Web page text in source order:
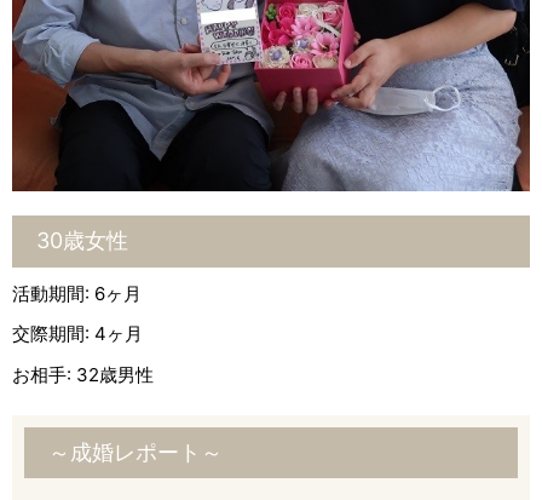
30歳女性
活動期間: 6ヶ月
交際期間: 4ヶ月
お相手: 32歳男性
～成婚レポート～